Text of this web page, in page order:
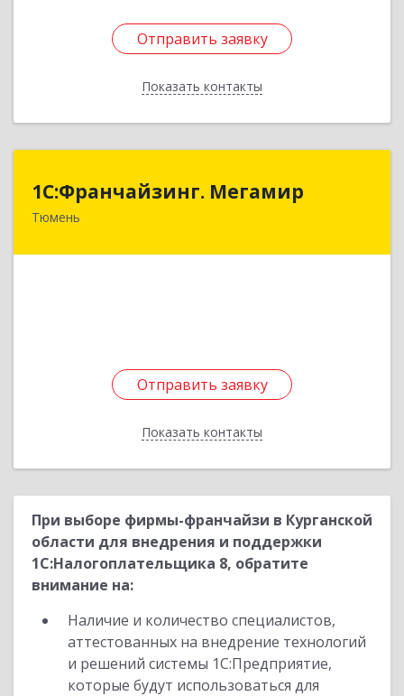
Отправить заявку
Показать контакты
Отправить заявку
Назад
1С:Франчайзинг. Мегамир
Тюмень
Отправить заявку
Показать контакты
1С:Франчайзинг. Мегамир
Отправить заявку
Назад
При выборе фирмы-франчайзи в Курганской
области для внедрения и поддержки
1С:Налогоплательщика 8, обратите
внимание на:
Наличие и количество специалистов,
аттестованных на внедрение технологий
и решений системы 1С:Предприятие,
которые будут использоваться для